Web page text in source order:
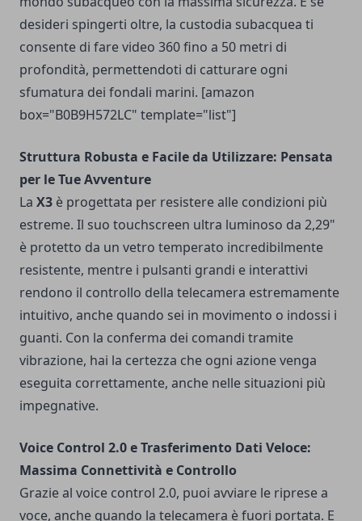
desideri spingerti oltre, la custodia subacquea ti
consente di fare video 360 fino a 50 metri di
profondità, permettendoti di catturare ogni
sfumatura dei fondali marini. [amazon
box="B0B9H572LC" template="list"]
Struttura Robusta e Facile da Utilizzare: Pensata
per le Tue Avventure
La X3 è progettata per resistere alle condizioni più
estreme. Il suo touchscreen ultra luminoso da 2,29"
è protetto da un vetro temperato incredibilmente
resistente, mentre i pulsanti grandi e interattivi
rendono il controllo della telecamera estremamente
intuitivo, anche quando sei in movimento o indossi i
guanti. Con la conferma dei comandi tramite
vibrazione, hai la certezza che ogni azione venga
eseguita correttamente, anche nelle situazioni più
impegnative.
Voice Control 2.0 e Trasferimento Dati Veloce:
Massima Connettività e Controllo
Grazie al voice control 2.0, puoi avviare le riprese a
voce, anche quando la telecamera è fuori portata. E